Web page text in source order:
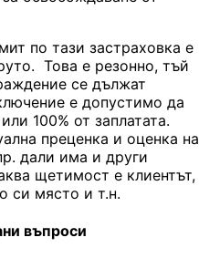
по тази застраховка е
Това е резонно, тъй
се дължат
е допустимо да
100% от заплатата.
преценка и оценка на
дали има и други
щетимост е клиентът,
си място и т.н.
въпроси